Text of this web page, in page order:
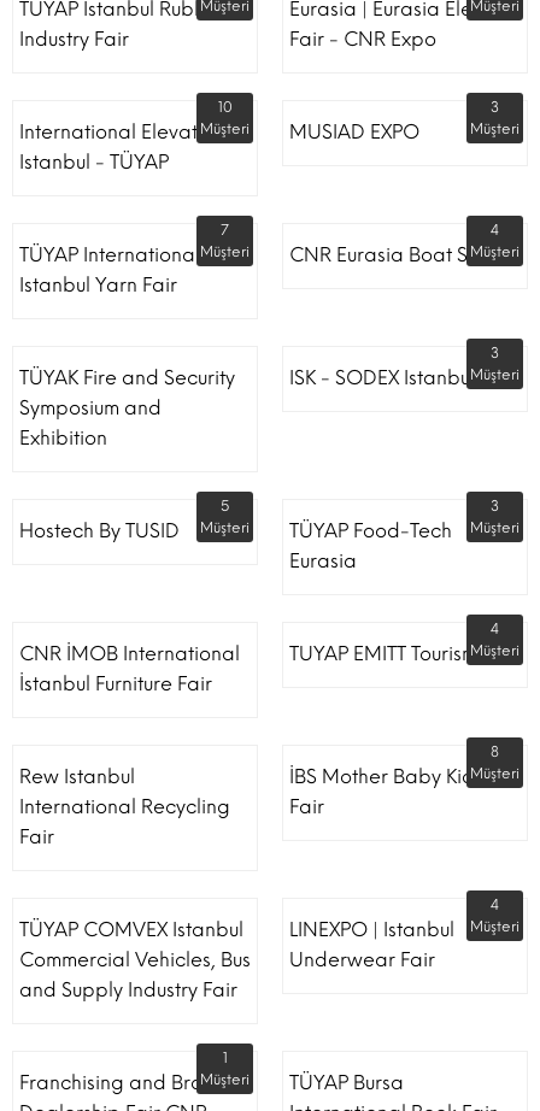
TÜYAP Istanbul Rubber
Industry Fair
Müşteri
Eurasia | Eurasia Elevator
Fair - CNR Expo
Müşteri
International Elevator
Istanbul - TÜYAP
10
Müşteri
MUSIAD EXPO
3
Müşteri
TÜYAP International
Istanbul Yarn Fair
7
Müşteri
CNR Eurasia Boat Show
4
Müşteri
TÜYAK Fire and Security
Symposium and
Exhibition
ISK - SODEX Istanbul
3
Müşteri
Hostech By TUSID
5
Müşteri
TÜYAP Food-Tech
Eurasia
3
Müşteri
CNR İMOB International
İstanbul Furniture Fair
TUYAP EMITT Tourism Fair
4
Müşteri
Rew Istanbul
International Recycling
Fair
İBS Mother Baby Kids
Fair
8
Müşteri
TÜYAP COMVEX Istanbul
Commercial Vehicles, Bus
and Supply Industry Fair
LINEXPO | Istanbul
Underwear Fair
4
Müşteri
Franchising and Brand
1
Müşteri
TÜYAP Bursa